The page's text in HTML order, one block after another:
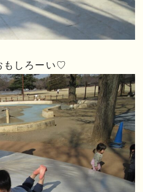
もしろーい♡